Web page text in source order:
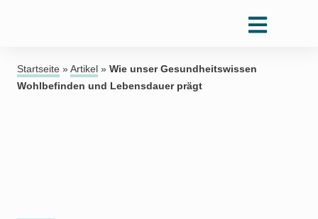
Startseite » Artikel » Wie unser Gesundheitswissen
Wohlbefinden und Lebensdauer prägt